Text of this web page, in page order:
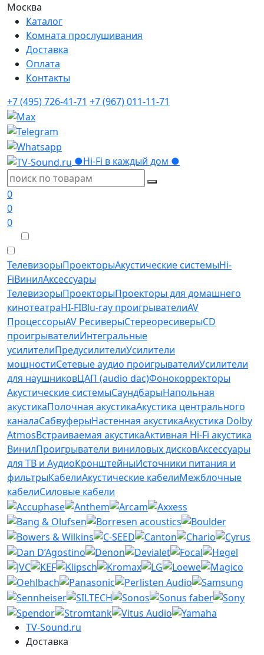
Москва
Каталог
Комната прослушивания
Доставка
Оплата
Контакты
+7 (495) 726-41-71 +7 (967) 011-11-71
●Hi-Fi в каждый дом ●
0
0
0
ТелевизорыПроекторыАкустические системыHi-
FiВинилАксессуары
ТелевизорыПроекторыПроекторы для домашнего
кинотеатраHI-FIBlu-ray проигрывателиAV
ПроцессорыAV РесиверыСтереоресиверыCD
проигрывателиИнтегральные
усилителиПредусилителиУсилители
мощностиСетевые аудио проигрывателиУсилители
для наушниковЦАП (audio dac)Фонокорректоры
Акустические системыСаундбарыНапольная
акустикаПолочная акустикаАкустика центрального
каналаСабвуферыНастенная акустикаАкустика Dolby
AtmosВстраиваемая акустикаАктивная Hi-Fi акустика
ВинилПроигрыватели виниловых дисковАксессуары
для ТВ и АудиоКронштейныИсточники питания и
фильтрыКабелиАкустические кабелиМежблочные
кабелиСиловые кабели
TV-Sound.ru
Доставка